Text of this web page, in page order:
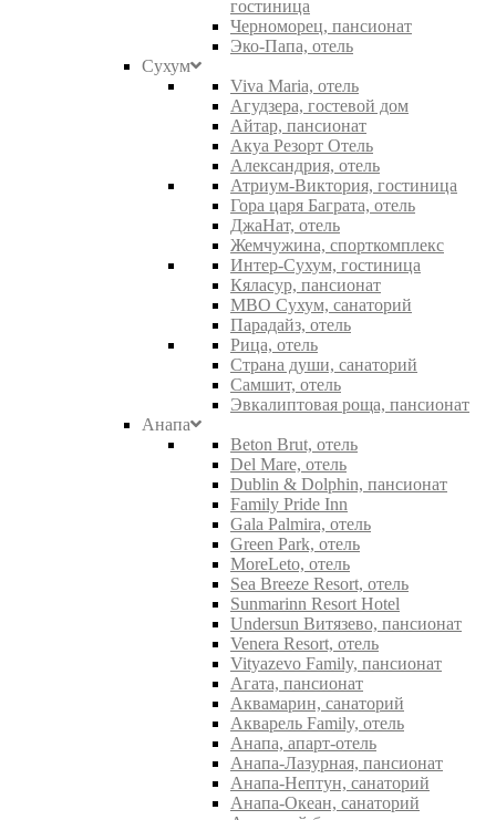
гостиница
Черноморец, пансионат
Эко-Папа, отель
Сухум
Viva Maria, отель
Агудзера, гостевой дом
Айтар, пансионат
Акуа Резорт Отель
Александрия, отель
Атриум-Виктория, гостиница
Гора царя Баграта, отель
ДжаНат, отель
Жемчужина, спорткомплекс
Интер-Сухум, гостиница
Кяласур, пансионат
МВО Сухум, санаторий
Парадайз, отель
Рица, отель
Страна души, санаторий
Самшит, отель
Эвкалиптовая роща, пансионат
Анапа
Beton Brut, отель
Del Mare, отель
Dublin & Dolphin, пансионат
Family Pride Inn
Gala Palmira, отель
Green Park, отель
MoreLeto, отель
Sea Breeze Resort, отель
Sunmarinn Resort Hotel
Undersun Витязево, пансионат
Venera Resort, отель
Vityazevo Family, пансионат
Агата, пансионат
Аквамарин, санаторий
Акварель Family, отель
Анапа, апарт-отель
Анапа-Лазурная, пансионат
Анапа-Нептун, санаторий
Анапа-Океан, санаторий